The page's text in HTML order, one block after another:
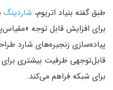
طبق گفته بنیاد اتریوم، شاردینگ
برای افزایش قابل توجه
پیاده‌سازی زنجیره‌های شارد
قابل‌توجهی ظرفیت بیشتری
برای شبکه فراهم می‌کند.